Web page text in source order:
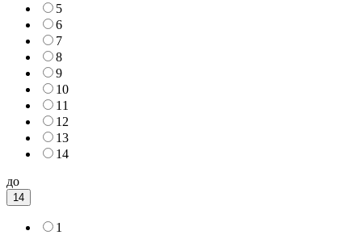
5
6
7
8
9
10
11
12
13
14
до
14
1